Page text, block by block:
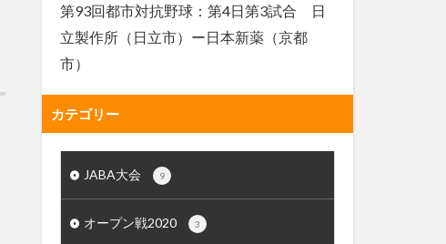
第93回都市対抗野球：第4日第3試合 日
立製作所（日立市）ー日本新薬（京都
市）
カテゴリー
JABA大会 9
オープン戦2020 3